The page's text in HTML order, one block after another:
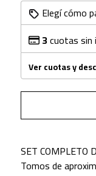
Elegí cómo
3cuotas sin
Ver cuotas y
SET COMPLETO
Tomos de